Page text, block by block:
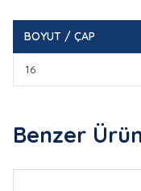
BOYUT / ÇAP
16
Benzer